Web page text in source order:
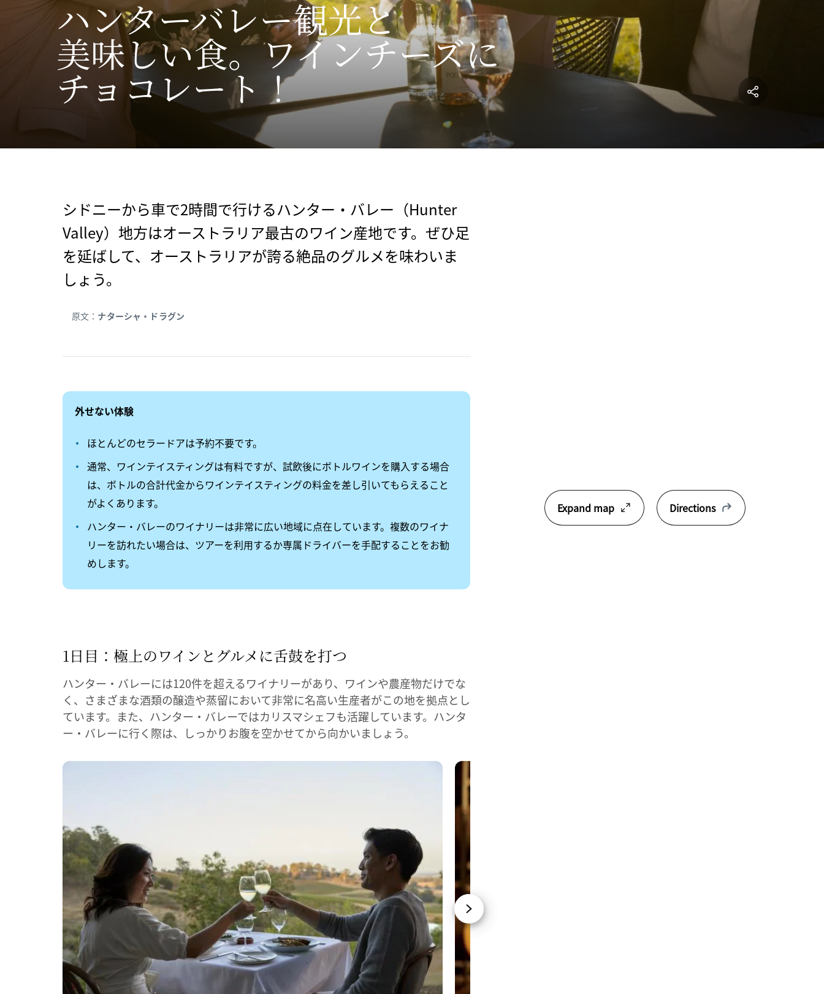
ハンターバレー観光と
美味しい食。​ワインチーズに
チョコレート！
シドニーから車で2時間で行けるハンター・バレー（Hunter
Valley）地方はオーストラリア最古のワイン産地です。ぜひ足
を延ばして、オーストラリアが誇る絶品のグルメを味わいま
しょう。
原文： ナターシャ・ドラグン
Expand map Directions
外せない​体験
ほとんどのセラードアは予約不要です。
通常、ワインテイスティングは有料ですが、試飲後にボトルワインを購入する場合
は、ボトルの合計代金からワインテイスティングの料金を差し引いてもらえること
がよくあります。
ハンター・バレーのワイナリーは非常に広い地域に点在しています。複数のワイナ
リーを訪れたい場合は、ツアーを利用するか専属ドライバーを手配することをお勧
めします。
1日目：極上の​ワインと ​グルメに​舌鼓を​打つ
ハンター・バレーには120件を超えるワイナリーがあり、ワインや農産物だけでな
く、さまざまな酒類の醸造や蒸留において非常に名高い生産者がこの地を拠点とし
ています。また、ハンター・バレーではカリスマシェフも活躍しています。ハンタ
ー・バレーに行く際は、しっかりお腹を空かせてから向かいましょう。